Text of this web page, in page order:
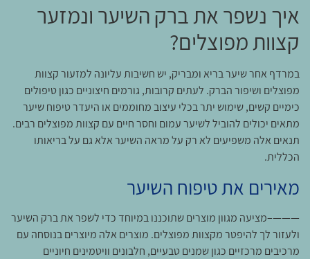
איך נשפר את ברק השיער ונמזער
קצוות מפוצלים?
במרדף אחר שיער בריא ומבריק, יש חשיבות עליונה למזעור קצוות
מפוצלים ושיפור הברק. לעתים קרובות, גורמים חיצוניים כגון טיפולים
כימיים קשים, שימוש יתר בכלי עיצוב מחוממים או היעדר טיפוח שיער
מתאים יכולים להוביל לשיער עמום וחסר חיים עם קצוות מפוצלים רבים.
תנאים אלה משפיעים לא רק על מראה השיער אלא גם על בריאותו
הכללית.
מאירים את טיפוח השיער
———–מציעה מגוון מוצרים שתוכננו במיוחד כדי לשפר את ברק השיער
ולעזור לך להיפטר מקצוות מפוצלים. מוצרים אלה מיוצרים בנוסחה עם
מרכיבים מרכזיים כגון שמנים טבעיים, חלבונים וויטמינים חיוניים